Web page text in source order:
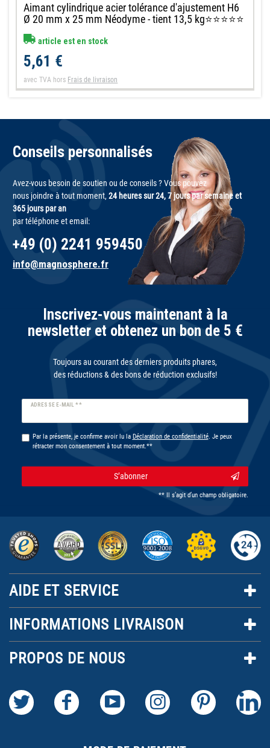
Aimant cylindrique acier tolérance d'ajustement H6
Ø 20 mm x 25 mm Néodyme - tient 13,5 kg⭐⭐⭐⭐⭐
article est en stock
5,61 €
avec TVA hors Frais de livraison
Conseils personnalisés
Avez-vous besoin de soutien ou de conseils ? Vous pouvez
nous joindre à tout moment, 24 heures sur 24, 7 jours par semaine et
365 jours par an
par téléphone et email:
+49 (0) 2241 959450
info@magnosphere.fr
Inscrivez-vous maintenant à la
newsletter et obtenez un bon de 5 €
Toujours au courant des derniers produits phares,
des réductions & des bons de réduction exclusifs!
ADRESSE E-MAIL **
Ceres::Template.newsletterHoneypotLabel
Par la présente, je confirme avoir lu la Déclaration de confidentialité. Je peux
rétracter mon consentement à tout moment.**
S’abonner
** Il s’agit d’un champ obligatoire.
AIDE ET SERVICE
INFORMATIONS LIVRAISON
PROPOS DE NOUS